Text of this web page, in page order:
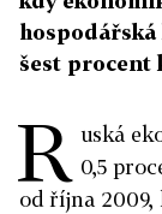
šest
R uská
0,5
od října